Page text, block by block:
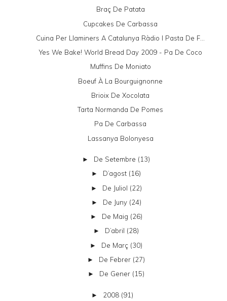
Braç De Patata
Cupcakes De Carbassa
Cuina Per Llaminers A Catalunya Ràdio I Pasta De F...
Yes We Bake! World Bread Day 2009 - Pa De Coco
Muffins De Moniato
Boeuf À La Bourguignonne
Brioix De Xocolata
Tarta Normanda De Pomes
Pa De Carbassa
Lassanya Bolonyesa
► De Setembre (13)
► D’agost (16)
► De Juliol (22)
► De Juny (24)
► De Maig (26)
► D’abril (28)
► De Març (30)
► De Febrer (27)
► De Gener (15)
► 2008 (91)